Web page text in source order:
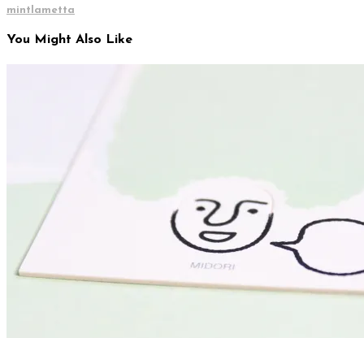
mintlametta
You Might Also Like